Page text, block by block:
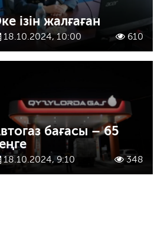
ізін жалғаған
18.10.2024, 10:00 610
бағасы – 65
18.10.2024, 9:10 348